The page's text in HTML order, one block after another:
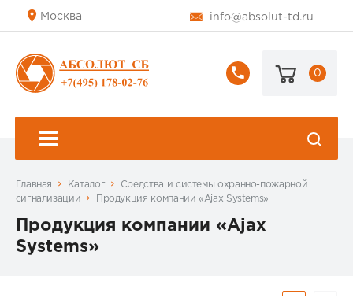
Москва info@absolut-td.ru
+7
178-
0
Главная Каталог
Средства и системы охранно-пожарной
сигнализации
Продукция компании «Ajax Systems»
Продукция компании «Ajax
Systems»